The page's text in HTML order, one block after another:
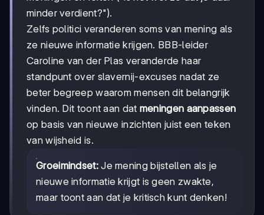
minder verdient?").
Zelfs politici veranderen soms van mening als
ze nieuwe informatie krijgen. BBB-leider
Caroline van der Plas veranderde haar
standpunt over slavernij-excuses nadat ze
beter begreep waarom mensen dit belangrijk
vinden. Dit toont aan dat meningen aanpassen
op basis van nieuwe inzichten juist een teken
van wijsheid is.
Groeimindset:Je mening bijstellen als je
nieuwe informatie krijgt is geen zwakte,
maar toont aan dat je kritisch kunt denken!